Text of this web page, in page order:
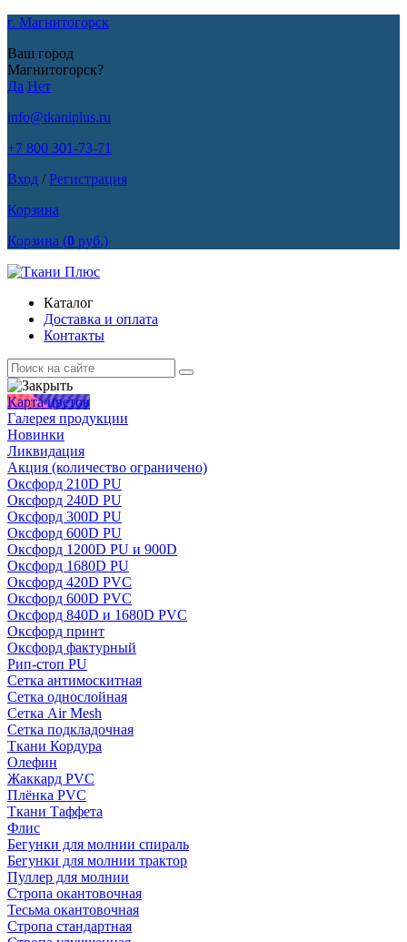
г. Магнитогорск
Ваш город
Магнитогорск?
Да Нет
info@tkaniplus.ru
+7 800 301-73-71
Вход /Регистрация
Корзина
Корзина (0 руб.)
Каталог
Доставка и оплата
Контакты
Карта цветов
Галерея продукции
Новинки
Ликвидация
Акция (количество ограничено)
Оксфорд 210D PU
Оксфорд 240D PU
Оксфорд 300D PU
Оксфорд 600D PU
Оксфорд 1200D PU и 900D
Оксфорд 1680D PU
Оксфорд 420D PVC
Оксфорд 600D PVC
Оксфорд 840D и 1680D PVC
Оксфорд принт
Оксфорд фактурный
Рип-стоп PU
Сетка антимоскитная
Сетка однослойная
Сетка Air Mesh
Сетка подкладочная
Ткани Кордура
Олефин
Жаккард PVC
Плёнка PVC
Ткани Таффета
Флис
Бегунки для молнии спираль
Бегунки для молнии трактор
Пуллер для молнии
Стропа окантовочная
Тесьма окантовочная
Стропа стандартная